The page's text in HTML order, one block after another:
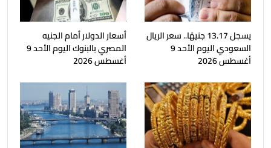
يسجل 13.17 جنيهًا.. سعر الريال
السعودي اليوم الأحد 9
أغسطس 2026
أسعار الدولار أمام الجنيه
المصري بالبنوك اليوم الأحد 9
أغسطس 2026